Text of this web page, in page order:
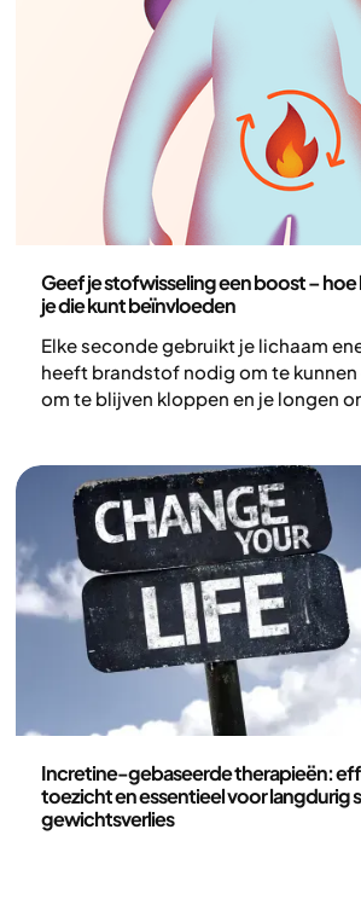
onderliggende mechanismen. Ze
tegelijkertijd voorkomen, wat het
verder kan compliceren.
Geef je stofwisseling een boost –
je die kunt beïnvloeden
Elke seconde gebruikt je lichaam
heeft brandstof nodig om te kunnen
om te blijven kloppen en je longen
werk is brandstof nodig. De
je stofwisselingssnelheid genoemd
waarmee je lichaam voedsel omzet
Incretine-gebaseerde therapieën:
toezicht en essentieel voor langdurig
gewichtsverlies